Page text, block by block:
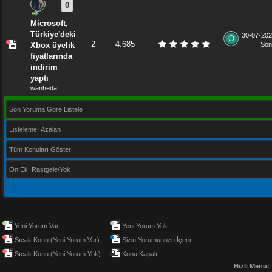
0
Microsoft,
Türkiye'deki
Xbox üyelik
fiyatlarında
indirim
yaptı
wanheda
2 4.685
30-07-
Son Yoruma Göre Listele
Listeleme: Azalan
Tüm Konuları Göster
Ön Ek: Rastgele/Yok
Yeni Yorum Var
Sıcak Konu (Yeni Yorum Var)
Sıcak Konu (Yeni Yorum Yok)
Yeni Yorum Yok
Sizin Yorumunuzu İçerir
Konu Kapalı
Hızlı Menü: